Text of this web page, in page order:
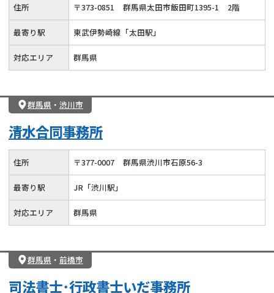
住所 〒373-0851 群馬県太田市飯田町1395-1 2階
最寄り駅 東武伊勢崎線「太田駅」
対応エリア 群馬県
群馬県 ・ 渋川市
清水合同事務所
住所 〒377-0007 群馬県渋川市石原56-3
最寄り駅 JR「渋川駅」
対応エリア 群馬県
群馬県 ・ 前橋市
司法書士･行政書士いだ事務所